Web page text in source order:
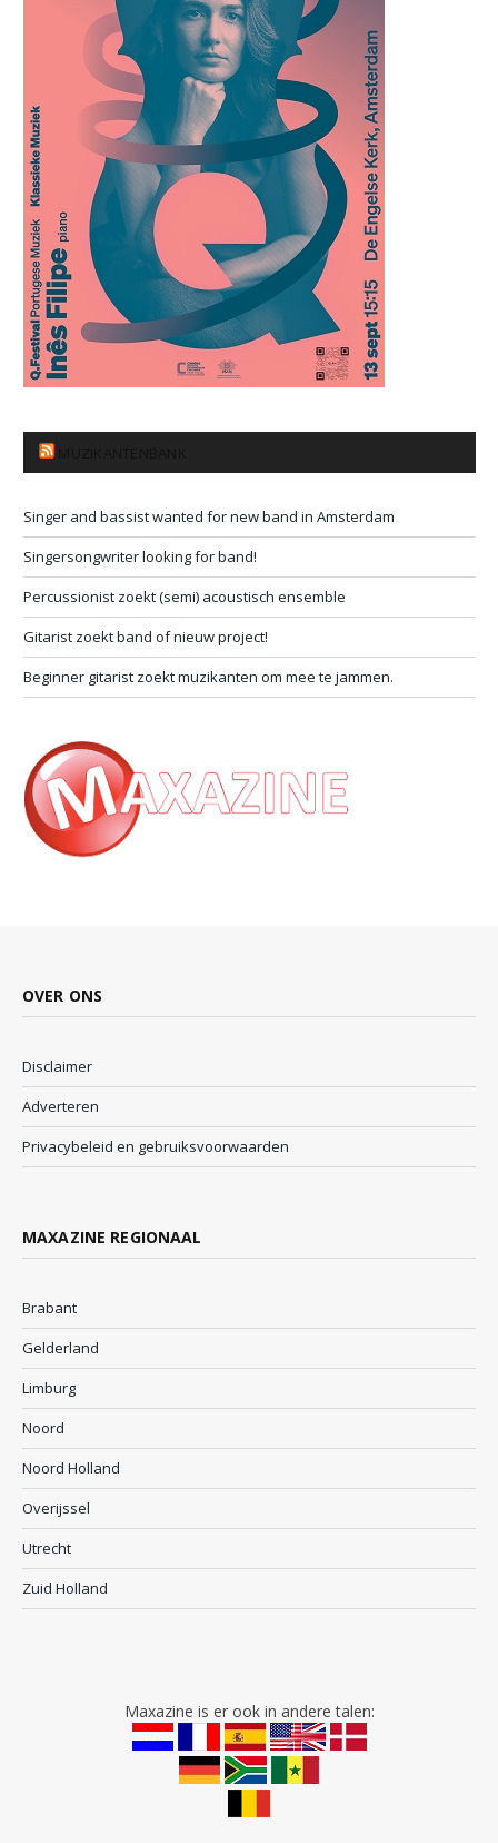
Singer and bassist wanted for new band in Amsterdam
Singersongwriter looking for band!
Percussionist zoekt (semi) acoustisch ensemble
Gitarist zoekt band of nieuw project!
Beginner gitarist zoekt muzikanten om mee te jammen.
OVER ONS
Disclaimer
Adverteren
Privacybeleid en gebruiksvoorwaarden
MAXAZINE REGIONAAL
Brabant
Gelderland
Limburg
Noord
Noord Holland
Overijssel
Utrecht
Zuid Holland
Maxazine is er ook in andere talen: